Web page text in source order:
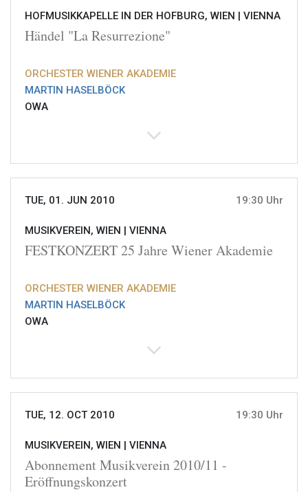
HOFMUSIKKAPELLE IN DER HOFBURG, WIEN | VIENNA
Händel "La Resurrezione"
ORCHESTER WIENER AKADEMIE
MARTIN HASELBÖCK
OWA
TUE, 01. JUN 2010 19:30 Uhr
MUSIKVEREIN, WIEN | VIENNA
FESTKONZERT 25 Jahre Wiener Akademie
ORCHESTER WIENER AKADEMIE
MARTIN HASELBÖCK
OWA
TUE, 12. OCT 2010 19:30 Uhr
MUSIKVEREIN, WIEN | VIENNA
Abonnement Musikverein 2010/11 -
Eröffnungskonzert